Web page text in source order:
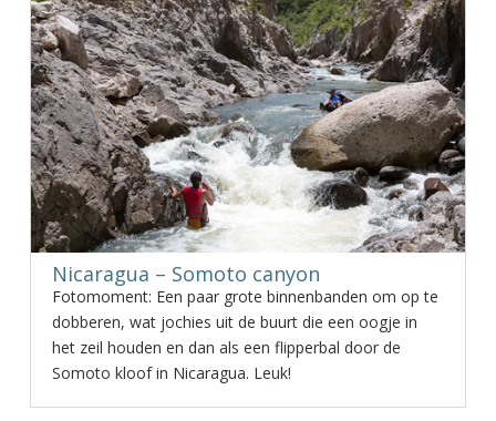
Nicaragua – Somoto canyon
Fotomoment: Een paar grote binnenbanden om op te
dobberen, wat jochies uit de buurt die een oogje in
het zeil houden en dan als een flipperbal door de
Somoto kloof in Nicaragua. Leuk!